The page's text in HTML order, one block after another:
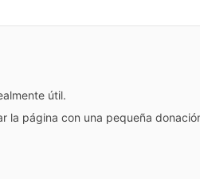
útil.
la página con una pequeña